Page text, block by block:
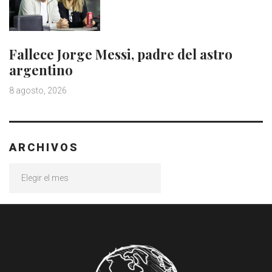
Fallece Jorge Messi, padre del astro
argentino
8 agosto, 2026
ARCHIVOS